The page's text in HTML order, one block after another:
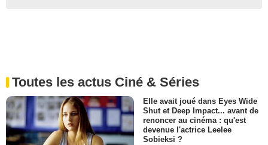
Toutes les actus Ciné & Séries
Elle avait joué dans Eyes Wide
Shut et Deep Impact... avant de
renoncer au cinéma : qu'est
devenue l'actrice Leelee
Sobieksi ?